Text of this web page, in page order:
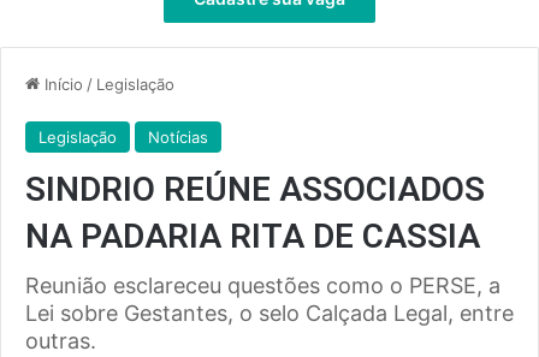
Início / Legislação
Legislação Notícias
SINDRIO REÚNE ASSOCIADOS
NA PADARIA RITA DE CASSIA
Reunião esclareceu questões como o PERSE, a
Lei sobre Gestantes, o selo Calçada Legal, entre
outras.